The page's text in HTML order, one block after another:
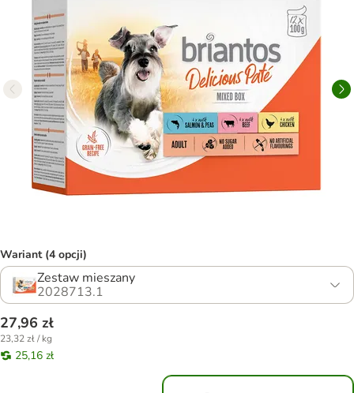
Wariant (4 opcji)
Zestaw mieszany
2028713.1
27,96 zł
23,32 zł / kg
25,16 zł